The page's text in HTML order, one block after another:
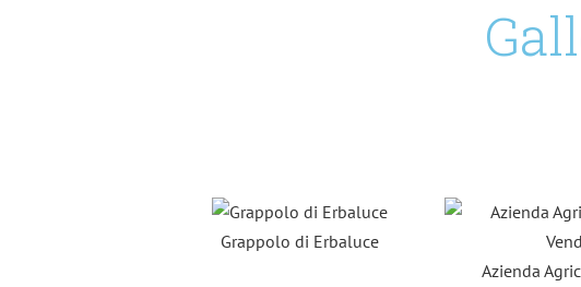
Grappolo di Erbaluce
Azienda